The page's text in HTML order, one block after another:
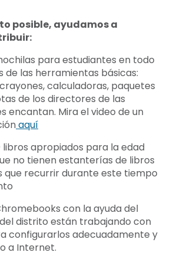
posible, ayudamos a
para estudiantes en todo
de las herramientas básicas:
calculadoras, paquetes
de los directores de las
encantan. Mira el video de un
aquí
libros apropiados para la edad
no tienen estanterías de libros
que recurrir durante este tiempo
con la ayuda del
distrito están trabajando con
configurarlos adecuadamente y
a Internet.